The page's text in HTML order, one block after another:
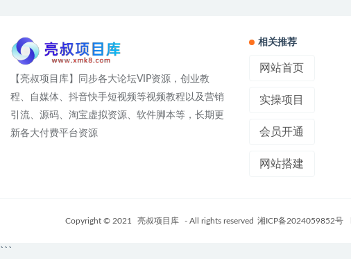
【亮叔项目库】同步各大论坛VIP资源，创业教
程、自媒体、抖音快手短视频等视频教程以及营销
引流、源码、淘宝虚拟资源、软件脚本等，长期更
新各大付费平台资源
相关推荐
网站首页
实操项目
会员开通
网站搭建
Copyright © 2021 亮叔项目库 - All rights reserved 湘ICP备2024059852号
```